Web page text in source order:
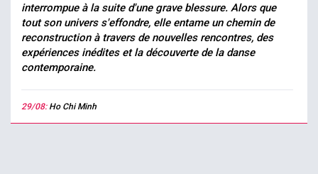
interrompue à la suite d'une grave blessure. Alors que
tout son univers s'effondre, elle entame un chemin de
reconstruction à travers de nouvelles rencontres, des
expériences inédites et la découverte de la danse
contemporaine.
29/08: Ho Chi Minh